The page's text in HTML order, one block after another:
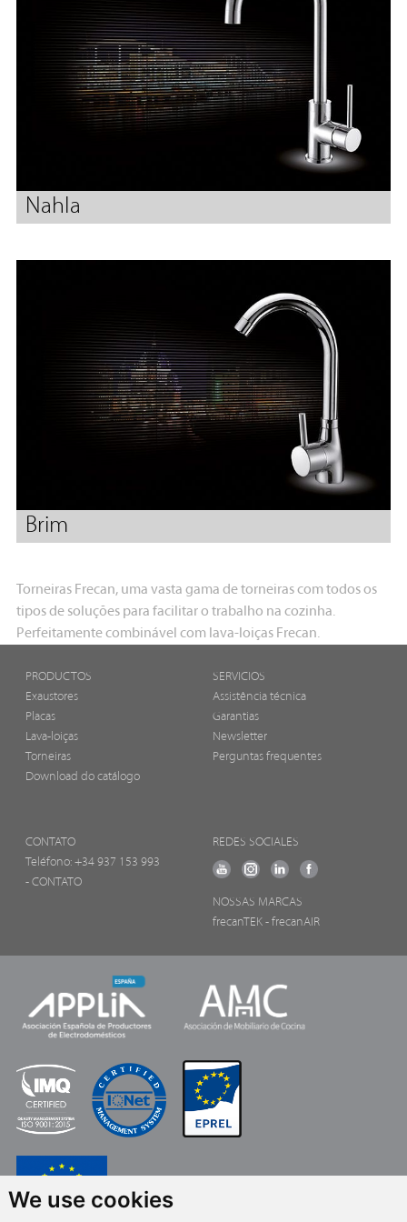
We use cookies
Nahla
Brim
Torneiras Frecan, uma vasta gama de torneiras com todos os
tipos de soluções para facilitar o trabalho na cozinha.
Perfeitamente combinável com lava-loiças Frecan.
PRODUCTOS
Exaustores
Placas
Lava-loiças
Torneiras
Download do catálogo
SERVICIOS
Assistência técnica
Garantias
Newsletter
Perguntas frequentes
CONTATO
Teléfono: +34 937 153 993
- CONTATO
REDES SOCIALES
NOSSAS MARCAS
frecanTEK - frecanAIR